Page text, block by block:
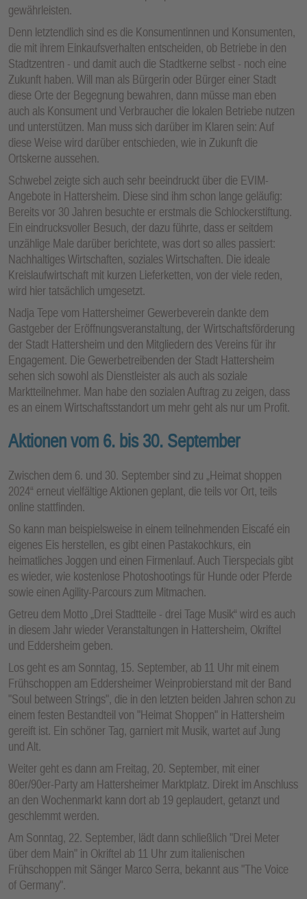
gewährleisten.
Denn letztendlich sind es die Konsumentinnen und Konsumenten,
die mit ihrem Einkaufsverhalten entscheiden, ob Betriebe in den
Stadtzentren - und damit auch die Stadtkerne selbst - noch eine
Zukunft haben. Will man als Bürgerin oder Bürger einer Stadt
diese Orte der Begegnung bewahren, dann müsse man eben
auch als Konsument und Verbraucher die lokalen Betriebe nutzen
und unterstützen. Man muss sich darüber im Klaren sein: Auf
diese Weise wird darüber entschieden, wie in Zukunft die
Ortskerne aussehen.
Schwebel zeigte sich auch sehr beeindruckt über die EVIM-
Angebote in Hattersheim. Diese sind ihm schon lange geläufig:
Bereits vor 30 Jahren besuchte er erstmals die Schlockerstiftung.
Ein eindrucksvoller Besuch, der dazu führte, dass er seitdem
unzählige Male darüber berichtete, was dort so alles passiert:
Nachhaltiges Wirtschaften, soziales Wirtschaften. Die ideale
Kreislaufwirtschaft mit kurzen Lieferketten, von der viele reden,
wird hier tatsächlich umgesetzt.
Nadja Tepe vom Hattersheimer Gewerbeverein dankte dem
Gastgeber der Eröffnungsveranstaltung, der Wirtschaftsförderung
der Stadt Hattersheim und den Mitgliedern des Vereins für ihr
Engagement. Die Gewerbetreibenden der Stadt Hattersheim
sehen sich sowohl als Dienstleister als auch als soziale
Marktteilnehmer. Man habe den sozialen Auftrag zu zeigen, dass
es an einem Wirtschaftsstandort um mehr geht als nur um Profit.
Aktionen vom 6. bis 30. September
Zwischen dem 6. und 30. September sind zu „Heimat shoppen
2024“ erneut vielfältige Aktionen geplant, die teils vor Ort, teils
online stattfinden.
So kann man beispielsweise in einem teilnehmenden Eiscafé ein
eigenes Eis herstellen, es gibt einen Pastakochkurs, ein
heimatliches Joggen und einen Firmenlauf. Auch Tierspecials gibt
es wieder, wie kostenlose Photoshootings für Hunde oder Pferde
sowie einen Agility-Parcours zum Mitmachen.
Getreu dem Motto „Drei Stadtteile - drei Tage Musik“ wird es auch
in diesem Jahr wieder Veranstaltungen in Hattersheim, Okriftel
und Eddersheim geben.
Los geht es am Sonntag, 15. September, ab 11 Uhr mit einem
Frühschoppen am Eddersheimer Weinprobierstand mit der Band
"Soul between Strings", die in den letzten beiden Jahren schon zu
einem festen Bestandteil von "Heimat Shoppen" in Hattersheim
gereift ist. Ein schöner Tag, garniert mit Musik, wartet auf Jung
und Alt.
Weiter geht es dann am Freitag, 20. September, mit einer
80er/90er-Party am Hattersheimer Marktplatz. Direkt im Anschluss
an den Wochenmarkt kann dort ab 19 geplaudert, getanzt und
geschlemmt werden.
Am Sonntag, 22. September, lädt dann schließlich "Drei Meter
über dem Main" in Okriftel ab 11 Uhr zum italienischen
Frühschoppen mit Sänger Marco Serra, bekannt aus "The Voice
of Germany".